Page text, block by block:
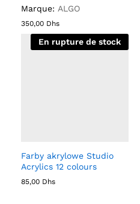
Marque: ALGO
350,00 Dhs
En rupture de stock
Farby akrylowe Studio
Acrylics 12 colours
85,00 Dhs